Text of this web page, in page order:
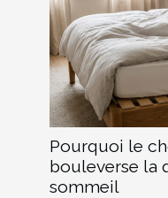
Pourquoi le
bouleverse la
sommeil